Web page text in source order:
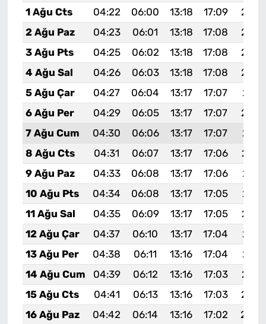
1 Ağu Cts
04:22 06:00 13:18 17:09
2 Ağu Paz
04:23 06:01 13:18 17:08
3 Ağu Pts
04:25 06:02 13:18 17:08
4 Ağu Sal
04:26 06:03 13:18 17:08
5 Ağu Çar
04:27 06:04 13:17 17:07
6 Ağu Per
04:29 06:05 13:17 17:07
7 Ağu Cum
04:30 06:06 13:17 17:07
8 Ağu Cts
04:31 06:07 13:17 17:06
9 Ağu Paz
04:33 06:08 13:17 17:06
10 Ağu Pts
04:34 06:08 13:17 17:05
11 Ağu Sal
04:35 06:09 13:17 17:05
12 Ağu Çar
04:37 06:10 13:17 17:04
13 Ağu Per
04:38 06:11 13:16 17:04
14 Ağu Cum
04:39 06:12 13:16 17:03
15 Ağu Cts
04:41 06:13 13:16 17:03
16 Ağu Paz
04:42 06:14 13:16 17:02